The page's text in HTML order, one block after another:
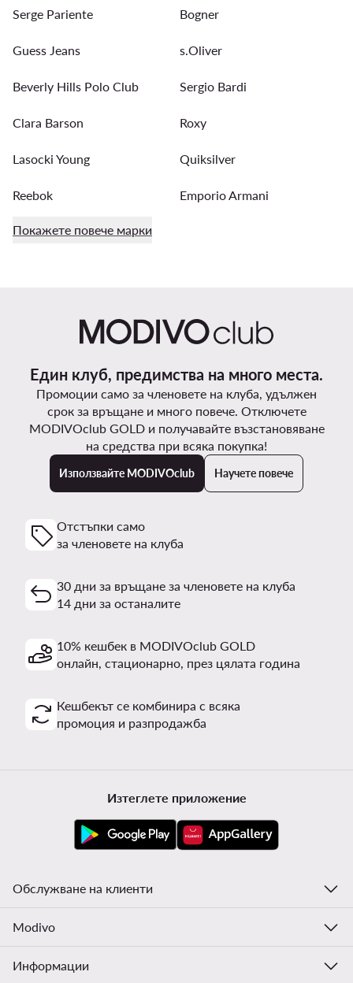
Serge Pariente Bogner
Guess Jeans s.Oliver
Beverly Hills Polo Club Sergio Bardi
Clara Barson Roxy
Lasocki Young Quiksilver
Reebok Emporio Armani
Покажете повече марки
Един клуб, предимства на много места.
Промоции само за членовете на клуба, удължен
срок за връщане и много повече. Отключете
MODIVOclub GOLD и получавайте възстановяване
на средства при всяка покупка!
Използвайте MODIVOclub Научете повече
Отстъпки само
за членовете на клуба
30 дни за връщане за членовете на клуба
14 дни за останалите
10% кешбек в MODIVOclub GOLD
онлайн, стационарно, през цялата година
Кешбекът се комбинира с всяка
промоция и разпродажба
Изтеглете приложение
Обслужване на клиенти
Modivo
Информации